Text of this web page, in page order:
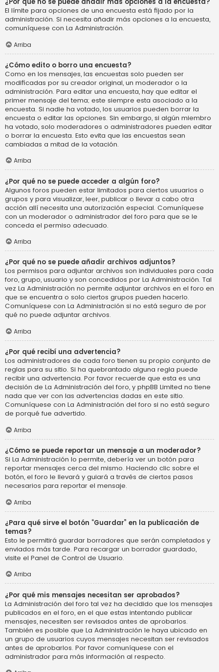
El límite para opciones de una encuesta está fijado por la
administración. Si necesita añadir más opciones a la encuesta,
comuníquese con La Administración.
Arriba
¿Cómo edito o borro una encuesta?
Como en los mensajes, las encuestas solo pueden ser
modificadas por su creador original, un moderador o la
administración. Para editar una encuesta, hay que editar el
primer mensaje del tema; este siempre esta asociado a la
encuesta. Si nadie ha votado, los usuarios pueden borrar la
encuesta o editar las opciones. Sin embargo, si algún miembro
ha votado, solo moderadores o administradores pueden editar
o borrar la encuesta. Esto evita que las encuestas sean
cambiadas a mitad de la votación.
Arriba
¿Por qué no se puede acceder a algún foro?
Algunos foros pueden estar limitados para ciertos usuarios o
grupos y para visualizar, leer, publicar o llevar a cabo otra
acción allí necesita una autorización especial. Comuníquese
con un moderador o administrador del foro para que se le
conceda el permiso adecuado.
Arriba
¿Por qué no se puede añadir archivos adjuntos?
Los permisos para adjuntar archivos son individuales para cada
foro, grupo, usuario y son concedidos por La Administración. Tal
vez La Administración no permite adjuntar archivos en el foro en
que se encuentra o solo ciertos grupos pueden hacerlo.
Comuníquese con La Administración si no está seguro de por
qué no puede adjuntar archivos.
Arriba
¿Por qué recibí una advertencia?
Los administradores de cada foro tienen su propio conjunto de
reglas para su sitio. Si ha quebrantado alguna regla puede
recibir una advertencia. Por favor recuerde que esta es una
decisión de La Administración del foro, y phpBB Limited no tiene
nada que ver con las advertencias dadas en este sitio.
Comuníquese con La Administración del foro si no está seguro
de porqué fue advertido.
Arriba
¿Cómo se puede reportar un mensaje a un moderador?
Si La Administración lo permite, debería ver un botón para
reportar mensajes cerca del mismo. Haciendo clic sobre el
botón, el foro le llevará y guiará a través de ciertos pasos
necesarios para reportar el mensaje.
Arriba
¿Para qué sirve el botón “Guardar” en la publicación de
temas?
Esto le permitirá guardar borradores que serán completados y
enviados más tarde. Para recargar un borrador guardado,
visite el Panel de Control de Usuario.
Arriba
¿Por qué mis mensajes necesitan ser aprobados?
La Administración del foro tal vez ha decidido que los mensajes
publicados en el foro, en el que estas intentando publicar
mensajes, necesiten ser revisados antes de aprobarlos.
También es posible que La Administración le haya ubicado en
un grupo de usuarios cuyos mensajes necesitan ser revisados
antes de aprobarlos. Por favor comuníquese con el
administrador para más información al respecto.